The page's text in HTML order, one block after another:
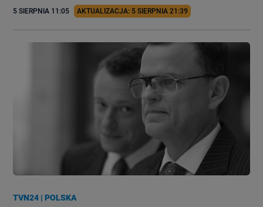
5 SIERPNIA 11:05 AKTUALIZACJA: 5 SIERPNIA 21:39
TVN24 |POLSKA